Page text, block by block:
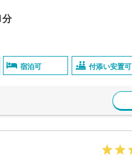
宿泊可 付添い安置可